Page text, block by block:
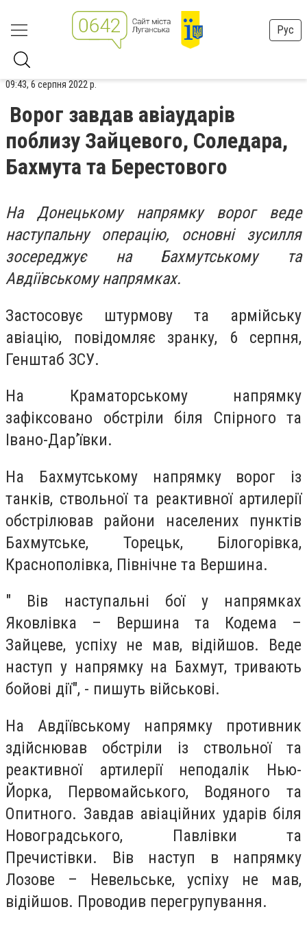
Рус
09:43, 6 серпня 2022 р.
Ворог завдав авіаударів
поблизу Зайцевого, Соледара,
Бахмута та Берестового
На Донецькому напрямку ворог веде
наступальну операцію, основні зусилля
зосереджує на Бахмутському та
Авдіївському напрямках.
Застосовує штурмову та армійську
авіацію, повідомляє зранку, 6 серпня,
Генштаб ЗСУ.
На Краматорському напрямку
зафіксовано обстріли біля Спірного та
Івано-Дар’ївки.
На Бахмутському напрямку ворог із
танків, ствольної та реактивної артилерії
обстрілював райони населених пунктів
Бахмутське, Торецьк, Білогорівка,
Краснополівка, Північне та Вершина.
" Вів наступальні бої у напрямках
Яковлівка – Вершина та Кодема –
Зайцеве, успіху не мав, відійшов. Веде
наступ у напрямку на Бахмут, тривають
бойові дії", - пишуть військові.
На Авдіївському напрямку противник
здійснював обстріли із ствольної та
реактивної артилерії неподалік Нью-
Йорка, Первомайського, Водяного та
Опитного. Завдав авіаційних ударів біля
Новоградського, Павлівки та
Пречистівки. Вів наступ в напрямку
Лозове – Невельське, успіху не мав,
відійшов. Проводив перегрупування.